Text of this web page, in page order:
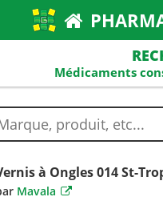
Médicaments
à Ongles 014 St-
Mavala